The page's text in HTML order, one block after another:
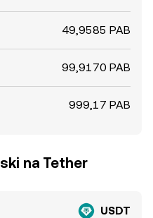
49,9585 PAB
99,9170 PAB
999,17 PAB
na Tether
USDT